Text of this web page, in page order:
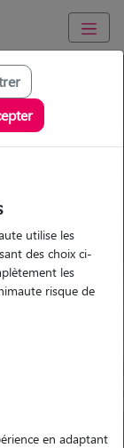
et chat en famille
à
utilise les
des choix ci-
les
risque de
en adaptant